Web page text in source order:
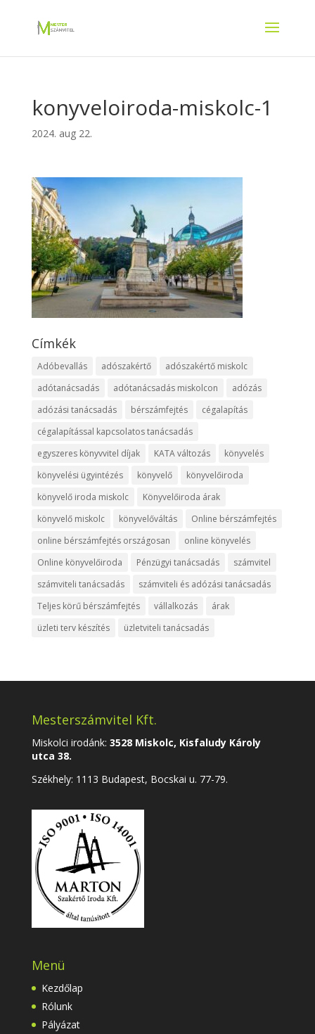
konyveloiroda-miskolc-1
2024. aug 22.
Címkék
Adóbevallás adószakértő
adószakértő miskolc
adótanácsadás
adótanácsadás miskolcon
adózás
adózási tanácsadás
bérszámfejtés
cégalapítás
cégalapítással kapcsolatos tanácsadás
egyszeres könyvvitel díjak
KATA változás
könyvelés
könyvelési ügyintézés
könyvelő
könyvelőiroda
könyvelő iroda miskolc
Könyvelőiroda árak
könyvelő miskolc
könyvelőváltás
Online bérszámfejtés
online bérszámfejtés országosan
online könyvelés
Online könyvelőiroda
Pénzügyi tanácsadás
számvitel
számviteli tanácsadás
számviteli és adózási tanácsadás
Teljes körű bérszámfejtés
vállalkozás
árak
üzleti terv készítés
üzletviteli tanácsadás
Mesterszámvitel Kft.
Miskolci irodánk: 3528 Miskolc, Kisfaludy Károly
utca 38.
Székhely: 1113 Budapest, Bocskai u. 77-79.
Menü
Kezdőlap
Rólunk
Pályázat